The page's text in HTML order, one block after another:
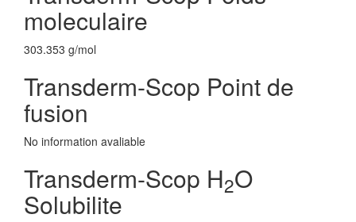
moleculaire
303.353 g/mol
Transderm-Scop Point de
fusion
No information avaliable
Transderm-Scop H2O
Solubilite